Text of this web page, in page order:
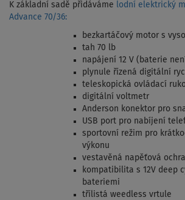
K základní sadě přidáváme lodní elektrický
Advance 70/36:
bezkartáčový motor s
tah 70 lb
napájení 12 V (baterie
plynule řízená digitální
teleskopická ovládací
digitální voltmetr
Anderson konektor pro
USB port pro nabíjení
sportovní režim pro
výkonu
vestavěná napěťová
kompatibilita s 12V deep
bateriemi
třílistá weedless vrtule